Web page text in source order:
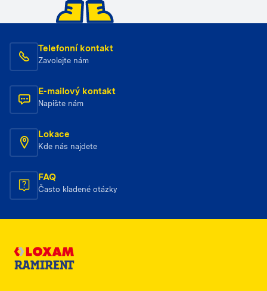
Telefonní kontakt
Zavolejte nám
E-mailový kontakt
Napište nám
Lokace
Kde nás najdete
FAQ
Často kladené otázky